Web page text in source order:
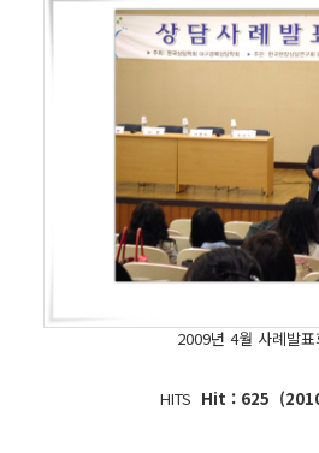
2009년 4월 사례발
HITS Hit : 625